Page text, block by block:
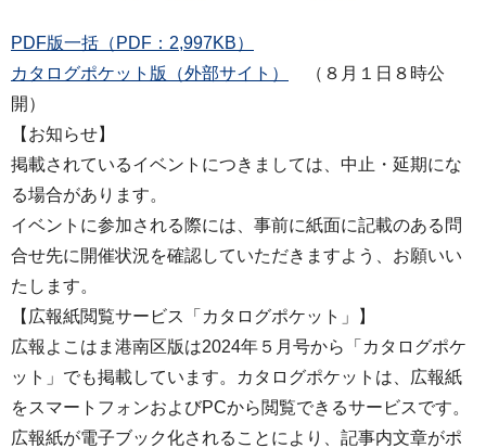
PDF版一括（PDF：2,997KB）
カタログポケット版（外部サイト）
（８月１日８時公
開）
【お知らせ】
掲載されているイベントにつきましては、中止・延期にな
る場合があります。
イベントに参加される際には、事前に紙面に記載のある問
合せ先に開催状況を確認していただきますよう、お願いい
たします。
【広報紙閲覧サービス「カタログポケット」】
広報よこはま港南区版は2024年５月号から「カタログポケ
ット」でも掲載しています。カタログポケットは、広報紙
をスマートフォンおよびPCから閲覧できるサービスです。
広報紙が電子ブック化されることにより、記事内文章がポ